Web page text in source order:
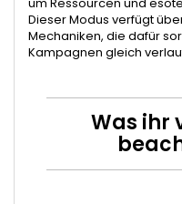
Dieser Modus verfügt
Mechaniken, die dafür
Kampagnen gleich
Was ihr